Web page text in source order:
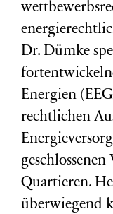
Dr. Dümke
Energien
rechtlichen
Quartieren.
überwiegend